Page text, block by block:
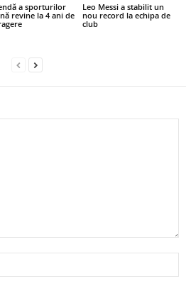
a sporturilor
revine la 4 ani de
Leo Messi a stabilit un
nou record la echipa de
club